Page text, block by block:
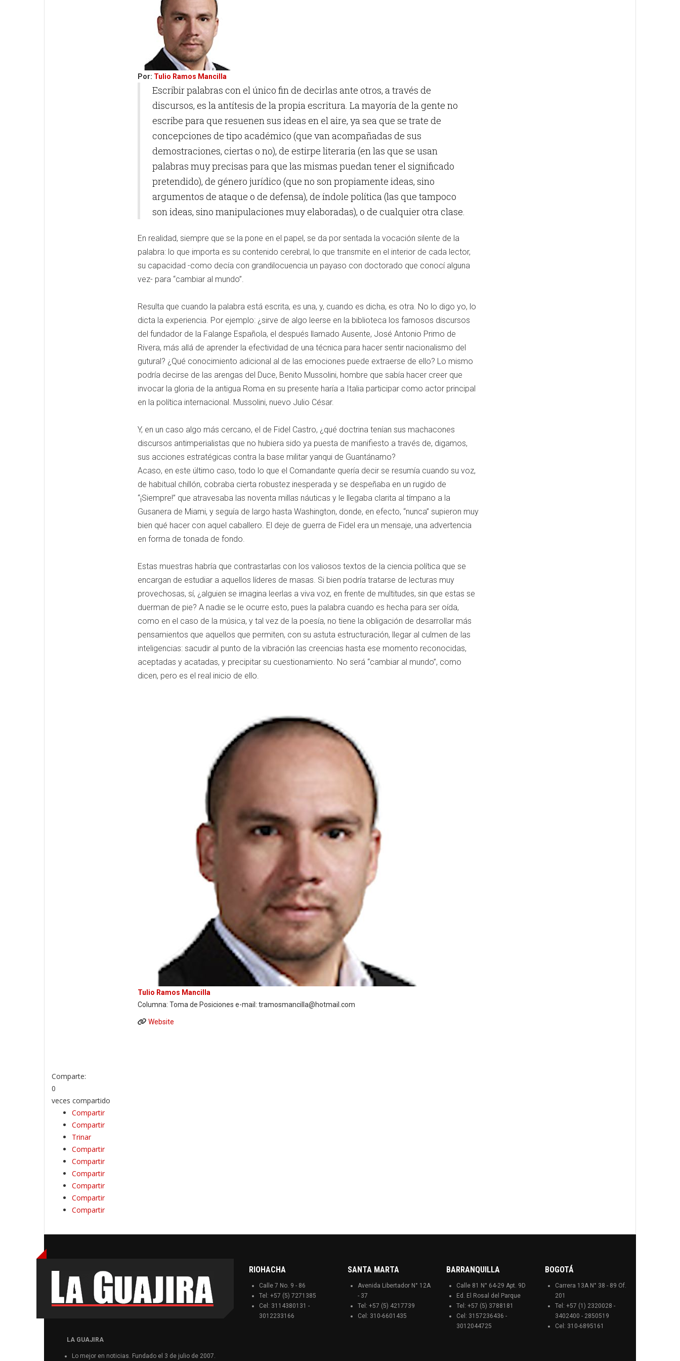
Por: Tulio Ramos Mancilla
Escribir palabras con el único fin de decirlas ante otros, a través de
discursos, es la antítesis de la propia escritura. La mayoría de la gente no
escribe para que resuenen sus ideas en el aire, ya sea que se trate de
concepciones de tipo académico (que van acompañadas de sus
demostraciones, ciertas o no), de estirpe literaria (en las que se usan
palabras muy precisas para que las mismas puedan tener el significado
pretendido), de género jurídico (que no son propiamente ideas, sino
argumentos de ataque o de defensa), de índole política (las que tampoco
son ideas, sino manipulaciones muy elaboradas), o de cualquier otra clase.
En realidad, siempre que se la pone en el papel, se da por sentada la vocación silente de la
palabra: lo que importa es su contenido cerebral, lo que transmite en el interior de cada lector,
su capacidad -como decía con grandilocuencia un payaso con doctorado que conocí alguna
vez- para “cambiar al mundo”.
Resulta que cuando la palabra está escrita, es una, y, cuando es dicha, es otra. No lo digo yo, lo
dicta la experiencia. Por ejemplo: ¿sirve de algo leerse en la biblioteca los famosos discursos
del fundador de la Falange Española, el después llamado Ausente, José Antonio Primo de
Rivera, más allá de aprender la efectividad de una técnica para hacer sentir nacionalismo del
gutural? ¿Qué conocimiento adicional al de las emociones puede extraerse de ello? Lo mismo
podría decirse de las arengas del Duce, Benito Mussolini, hombre que sabía hacer creer que
invocar la gloria de la antigua Roma en su presente haría a Italia participar como actor principal
en la política internacional. Mussolini, nuevo Julio César.
Y, en un caso algo más cercano, el de Fidel Castro, ¿qué doctrina tenían sus machacones
discursos antimperialistas que no hubiera sido ya puesta de manifiesto a través de, digamos,
sus acciones estratégicas contra la base militar yanqui de Guantánamo?
Acaso, en este último caso, todo lo que el Comandante quería decir se resumía cuando su voz,
de habitual chillón, cobraba cierta robustez inesperada y se despeñaba en un rugido de
“¡Siempre!” que atravesaba las noventa millas náuticas y le llegaba clarita al tímpano a la
Gusanera de Miami, y seguía de largo hasta Washington, donde, en efecto, “nunca” supieron muy
bien qué hacer con aquel caballero. El deje de guerra de Fidel era un mensaje, una advertencia
en forma de tonada de fondo.
Estas muestras habría que contrastarlas con los valiosos textos de la ciencia política que se
encargan de estudiar a aquellos líderes de masas. Si bien podría tratarse de lecturas muy
provechosas, sí, ¿alguien se imagina leerlas a viva voz, en frente de multitudes, sin que estas se
duerman de pie? A nadie se le ocurre esto, pues la palabra cuando es hecha para ser oída,
como en el caso de la música, y tal vez de la poesía, no tiene la obligación de desarrollar más
pensamientos que aquellos que permiten, con su astuta estructuración, llegar al culmen de las
inteligencias: sacudir al punto de la vibración las creencias hasta ese momento reconocidas,
aceptadas y acatadas, y precipitar su cuestionamiento. No será “cambiar al mundo”, como
dicen, pero es el real inicio de ello.
Tulio Ramos Mancilla
Columna: Toma de Posiciones e-mail: tramosmancilla@hotmail.com
Website
Comparte:
0
veces compartido
Compartir
Compartir
Trinar
Compartir
Compartir
Compartir
Compartir
Compartir
Compartir
LA GUAJIRA
Lo mejor en noticias. Fundado el 3 de julio de 2007.
RIOHACHA
Calle 7 No. 9 - 86
Tel: +57 (5) 7271385
Cel: 3114380131 -
3012233166
SANTA MARTA
Avenida Libertador N° 12A
- 37
Tel: +57 (5) 4217739
Cel: 310-6601435
BARRANQUILLA
Calle 81 N° 64-29 Apt. 9D
Ed. El Rosal del Parque
Tel: +57 (5) 3788181
Cel: 3157236436 -
3012044725
BOGOTÁ
Carrera 13A N° 38 - 89 Of.
201
Tel: +57 (1) 2320028 -
3402400 - 2850519
Cel: 310-6895161